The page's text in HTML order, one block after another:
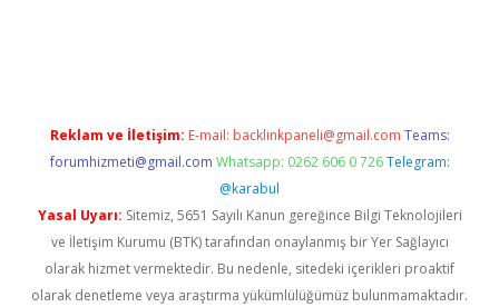
Reklam ve İletişim: E-mail: backlinkpaneli@gmail.com Teams:
forumhizmeti@gmail.com Whatsapp: 0262 606 0 726 Telegram:
@karabul
Yasal Uyarı: Sitemiz, 5651 Sayılı Kanun gereğince Bilgi Teknolojileri
ve İletişim Kurumu (BTK) tarafından onaylanmış bir Yer Sağlayıcı
olarak hizmet vermektedir. Bu nedenle, sitedeki içerikleri proaktif
olarak denetleme veya araştırma yükümlülüğümüz bulunmamaktadır.